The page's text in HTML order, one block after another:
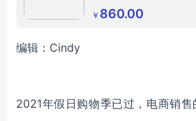
智能快递柜取件
￥ 860.00
编辑：Cindy
2021年假日购物季已过，电商销